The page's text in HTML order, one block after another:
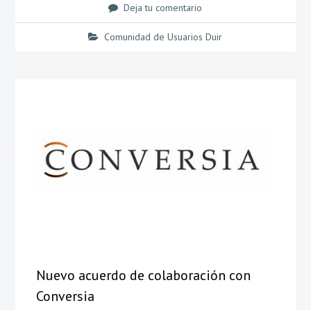
Deja tu comentario
Comunidad de Usuarios Duir
Nuevo acuerdo de colaboración con
Conversia